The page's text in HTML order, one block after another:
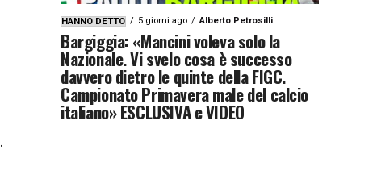
.
HANNO DETTO 5 giorni ago Alberto Petrosilli
Bargiggia: «Mancini voleva solo la
Nazionale. Vi svelo cosa è successo
davvero dietro le quinte della FIGC.
Campionato Primavera male del calcio
italiano» ESCLUSIVA e VIDEO